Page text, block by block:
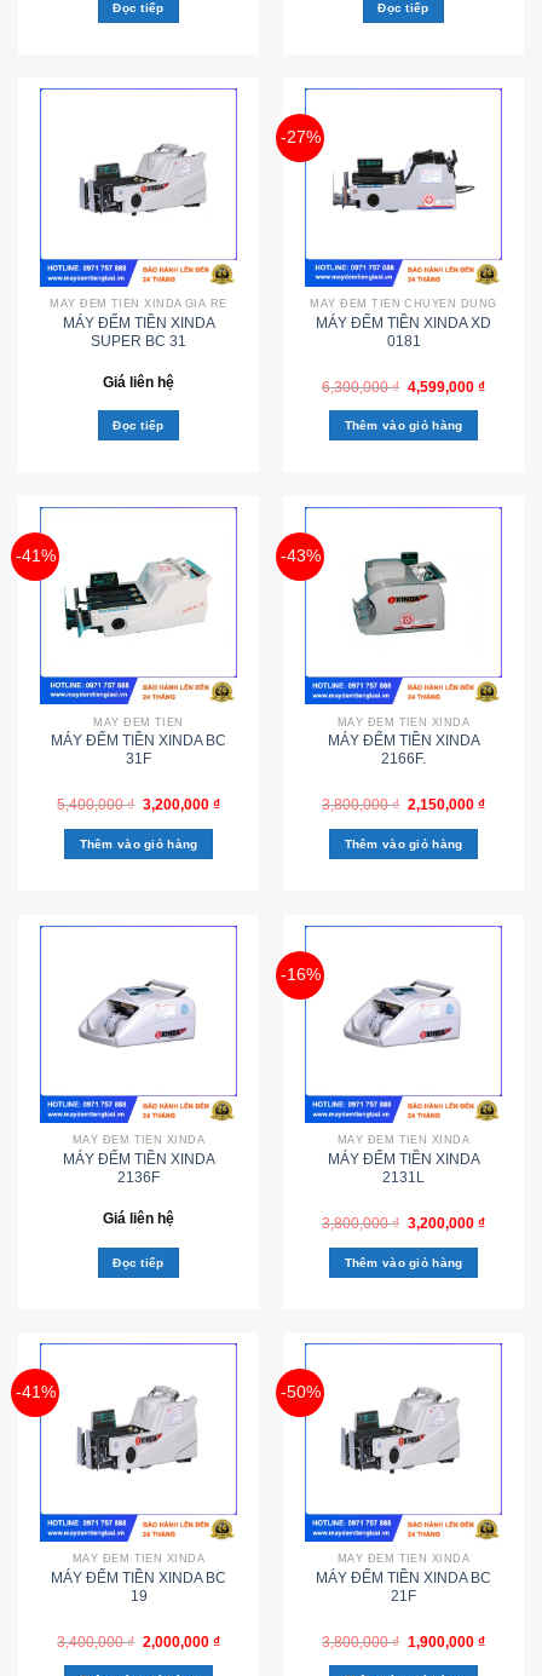
Đọc tiếp Đọc tiếp
MÁY ĐẾM TIỀN XINDA GIÁ RẺ
MÁY ĐẾM TIỀN XINDA
SUPER BC 31
Giá liên hệ
Đọc tiếp
-27%
MÁY ĐẾM TIỀN CHUYÊN DÙNG
MÁY ĐẾM TIỀN XINDA XD
0181
6,300,000₫ 4,599,000 ₫
Thêm vào giỏ hàng
-41%
MÁY ĐẾM TIỀN
MÁY ĐẾM TIỀN XINDA BC
31F
5,400,000₫ 3,200,000 ₫
Thêm vào giỏ hàng
-43%
MÁY ĐẾM TIỀN XINDA
MÁY ĐẾM TIỀN XINDA
2166F.
3,800,000₫ 2,150,000 ₫
Thêm vào giỏ hàng
MÁY ĐẾM TIỀN XINDA
MÁY ĐẾM TIỀN XINDA
2136F
Giá liên hệ
Đọc tiếp
-16%
MÁY ĐẾM TIỀN XINDA
MÁY ĐẾM TIỀN XINDA
2131L
3,800,000₫ 3,200,000 ₫
Thêm vào giỏ hàng
-41%
MÁY ĐẾM TIỀN XINDA
MÁY ĐẾM TIỀN XINDA BC
19
3,400,000₫ 2,000,000 ₫
-50%
MÁY ĐẾM TIỀN XINDA
MÁY ĐẾM TIỀN XINDA BC
21F
3,800,000₫ 1,900,000 ₫